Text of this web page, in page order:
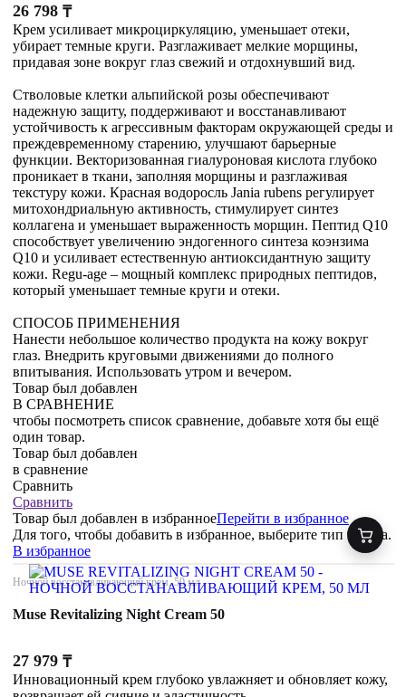
26 798 ₸
Крем усиливает микроциркуляцию, уменьшает отеки,
убирает темные круги. Разглаживает мелкие морщины,
придавая зоне вокруг глаз свежий и отдохнувший вид.
Стволовые клетки альпийской розы обеспечивают
надежную защиту, поддерживают и восстанавливают
устойчивость к агрессивным факторам окружающей среды и
преждевременному старению, улучшают барьерные
функции. Векторизованная гиалуроновая кислота глубоко
проникает в ткани, заполняя морщины и разглаживая
текстуру кожи. Красная водоросль Jania rubens регулирует
митохондриальную активность, стимулирует синтез
коллагена и уменьшает выраженность морщин. Пептид Q10
способствует увеличению эндогенного синтеза коэнзима
Q10 и усиливает естественную антиоксидантную защиту
кожи. Regu-age – мощный комплекс природных пептидов,
который уменьшает темные круги и отеки.
СПОСОБ ПРИМЕНЕНИЯ
Нанести небольшое количество продукта на кожу вокруг
глаз. Внедрить круговыми движениями до полного
впитывания. Использовать утром и вечером.
Товар был добавлен
В СРАВНЕНИЕ
чтобы посмотреть список сравнение, добавьте хотя бы ещё
один товар.
Товар был добавлен
в сравнение
Сравнить
Сравнить
Товар был добавлен в избранноеПерейти в избранное
Для того, чтобы добавить в избранное, выберите тип товара.
В избранное
Ночной восстанавливающий крем, 50 мл
Muse Revitalizing Night Cream 50
27 979 ₸
Инновационный крем глубоко увлажняет и обновляет кожу,